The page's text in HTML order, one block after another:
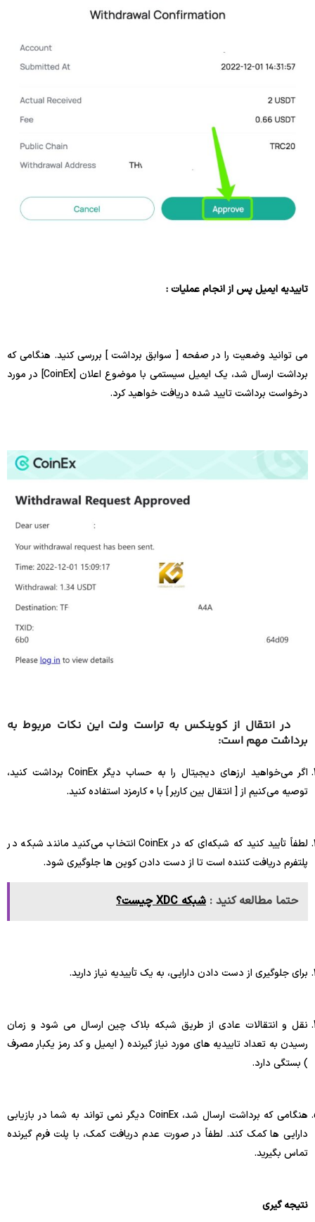
تاییدیه ایمیل پس از انجام عملیات :
می توانید وضعیت را در صفحه [ سوابق برداشت ] بررسی کنید. هنگامی که
برداشت ارسال شد، یک ایمیل سیستمی با موضوع اعلان [CoinEx] در مورد
درخواست برداشت تایید شده دریافت خواهید کرد.
در انتقال از کوینکس به تراست ولت این نکات مربوط به
برداشت مهم است:
اگر می‌خواهید ارزهای دیجیتال را به حساب دیگر CoinEx برداشت کنید،
توصیه می‌کنیم از [ انتقال بین کاربر ] با 0 کارمزد استفاده کنید.
لطفاً تأیید کنید که شبکه‌ای که در CoinEx انتخاب می‌کنید مانند شبکه در
پلتفرم دریافت کننده است تا از دست دادن کوین ها جلوگیری شود.
حتما مطالعه کنید : شبکه XDC چیست؟
برای جلوگیری از دست دادن دارایی، به یک تأییدیه نیاز دارید.
نقل و انتقالات عادی از طریق شبکه بلاک چین ارسال می شود و زمان
رسیدن به تعداد تاییدیه های مورد نیاز گیرنده ( ایمیل و کد رمز یکبار مصرف
) بستگی دارد.
هنگامی که برداشت ارسال شد، CoinEx دیگر نمی تواند به شما در بازیابی
دارایی ها کمک کند. لطفاً در صورت عدم دریافت کمک، با پلت فرم گیرنده
تماس بگیرید.
نتیجه گیری